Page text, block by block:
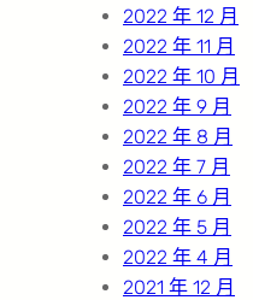
2022 年 12 月
2022 年 11 月
2022 年 10 月
2022 年 9 月
2022 年 8 月
2022 年 7 月
2022 年 6 月
2022 年 5 月
2022 年 4 月
2021 年 12 月